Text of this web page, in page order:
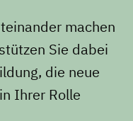
machen
Sie dabei
die neue
Ihrer Rolle